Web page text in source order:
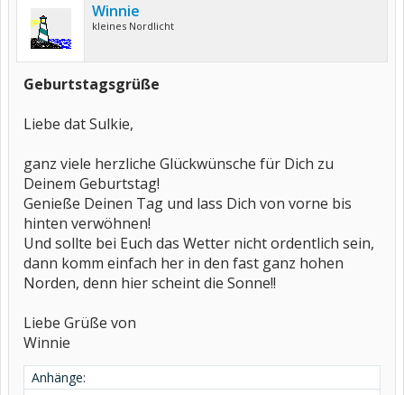
Winnie
kleines Nordlicht
Geburtstagsgrüße
Liebe dat Sulkie,
ganz viele herzliche Glückwünsche für Dich zu
Deinem Geburtstag!
Genieße Deinen Tag und lass Dich von vorne bis
hinten verwöhnen!
Und sollte bei Euch das Wetter nicht ordentlich sein,
dann komm einfach her in den fast ganz hohen
Norden, denn hier scheint die Sonne!!
Liebe Grüße von
Winnie
Anhänge: